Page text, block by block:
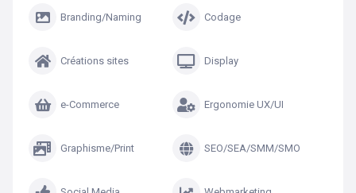
Branding/Naming Codage
Créations sites Display
e-Commerce Ergonomie UX/UI
Graphisme/Print SEO/SEA/SMM/SMO